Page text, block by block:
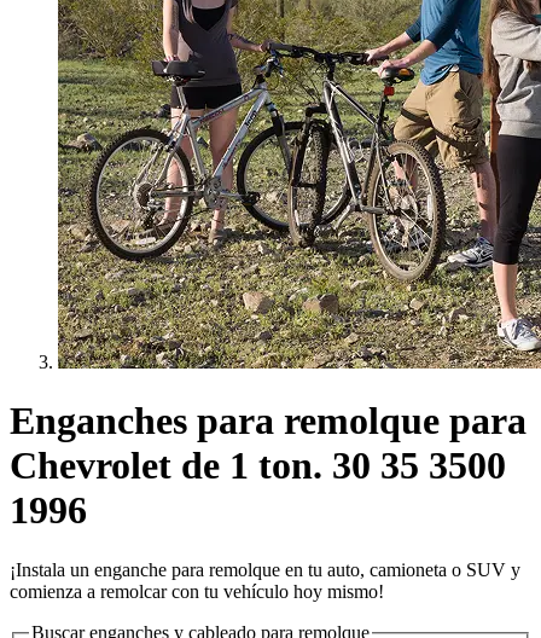
Enganches para remolque para
Chevrolet de 1 ton. 30 35 3500
1996
¡Instala un enganche para remolque en tu auto, camioneta o SUV y
comienza a remolcar con tu vehículo hoy mismo!
Buscar enganches y cableado para remolque